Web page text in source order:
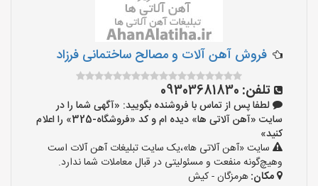
فروش آهن آلات و مصالح ساختمانی فرزاد
تلفن: 09303681830
لطفا پس از تماس با فروشنده بگویید: «آگهی شما را در
سایت «آهن آلاتی ها» دیده ام و کد «فروشگاه-325» را اعلام
کنید»
سایت «آهن آلاتی ها»،یک سایت تبلیغات آهن آلات است
وهیچ‌گونه منفعت و مسئولیتی در قبال معاملات شما ندارد.
مکان:هرمزگان - کیش